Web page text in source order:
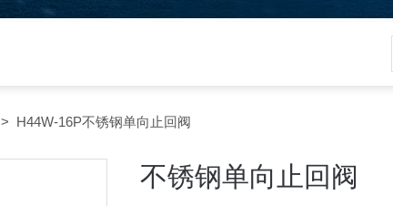
> H44W-16P不锈钢单向止回阀
不锈钢单向止回阀